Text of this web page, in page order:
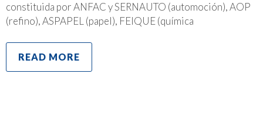
constituida por ANFAC y SERNAUTO (automoción), AOP
(refino), ASPAPEL (papel), FEIQUE (química
READ MORE